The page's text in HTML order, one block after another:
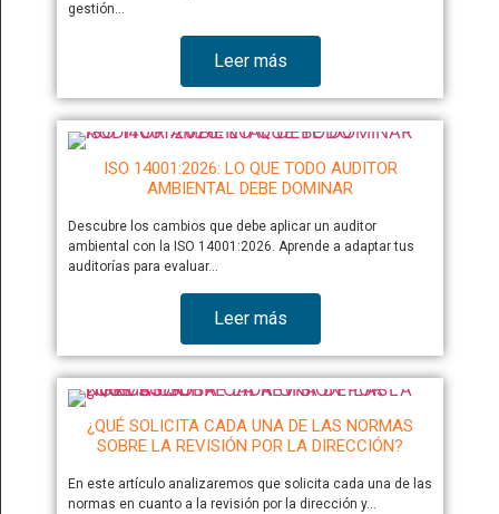
gestión…
Leer más
ISO 14001:2026: LO QUE TODO AUDITOR
AMBIENTAL DEBE DOMINAR
Descubre los cambios que debe aplicar un auditor
ambiental con la ISO 14001:2026. Aprende a adaptar tus
auditorías para evaluar…
Leer más
¿QUÉ SOLICITA CADA UNA DE LAS NORMAS
SOBRE LA REVISIÓN POR LA DIRECCIÓN?
En este artículo analizaremos que solicita cada una de las
normas en cuanto a la revisión por la dirección y…